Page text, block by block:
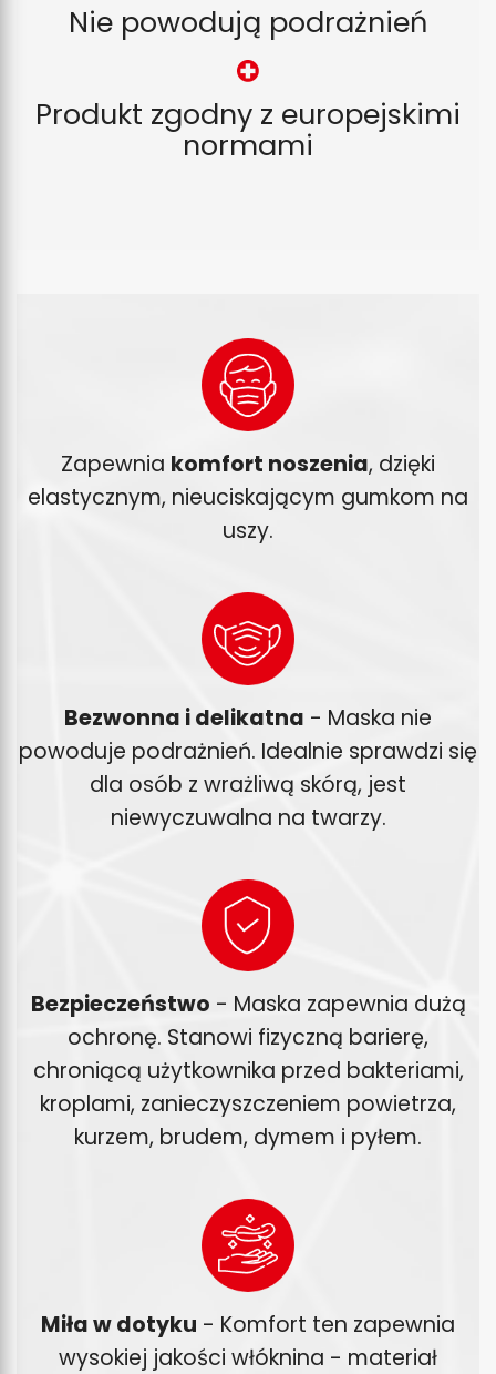
Nie powodują podrażnień
Produkt zgodny z europejskimi
normami
Zapewnia komfort noszenia, dzięki
elastycznym, nieuciskającym gumkom na
uszy.
Bezwonna i delikatna - Maska nie
powoduje podrażnień. Idealnie sprawdzi się
dla osób z wrażliwą skórą, jest
niewyczuwalna na twarzy.
Bezpieczeństwo - Maska zapewnia dużą
ochronę. Stanowi fizyczną barierę,
chroniącą użytkownika przed bakteriami,
kroplami, zanieczyszczeniem powietrza,
kurzem, brudem, dymem i pyłem.
Miła w dotyku - Komfort ten zapewnia
wysokiej jakości włóknina - materiał